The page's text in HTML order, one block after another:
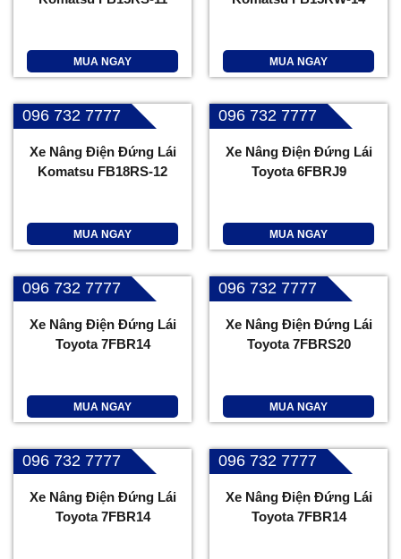
MUA NGAY MUA NGAY
096 732 7777
Xe Nâng Điện Đứng Lái
Komatsu FB18RS-12
MUA NGAY
096 732 7777
Xe Nâng Điện Đứng Lái
Toyota 6FBRJ9
MUA NGAY
096 732 7777
Xe Nâng Điện Đứng Lái
Toyota 7FBR14
MUA NGAY
096 732 7777
Xe Nâng Điện Đứng Lái
Toyota 7FBRS20
MUA NGAY
096 732 7777
Xe Nâng Điện Đứng Lái
Toyota 7FBR14
096 732 7777
Xe Nâng Điện Đứng Lái
Toyota 7FBR14